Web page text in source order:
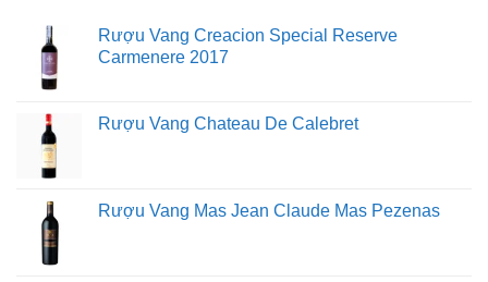
Rượu Vang Creacion Special Reserve
Carmenere 2017
Rượu Vang Chateau De Calebret
Rượu Vang Mas Jean Claude Mas Pezenas